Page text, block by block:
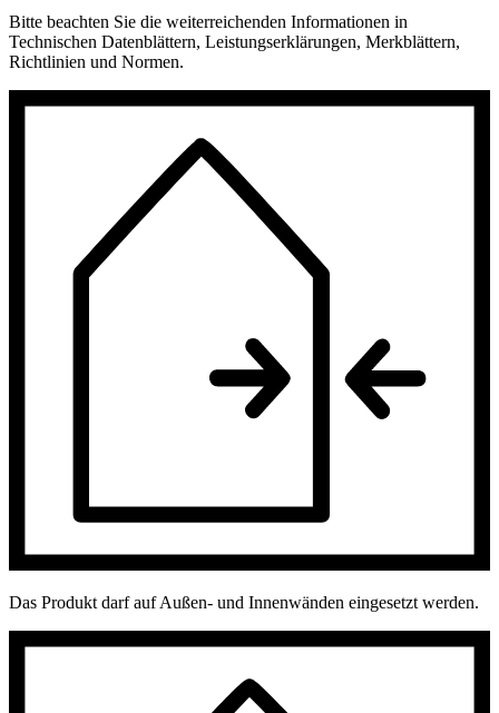
Bitte beachten Sie die weiterreichenden Informationen in
Technischen Datenblättern, Leistungserklärungen, Merkblättern,
Richtlinien und Normen.
Das Produkt darf auf Außen- und Innenwänden eingesetzt werden.